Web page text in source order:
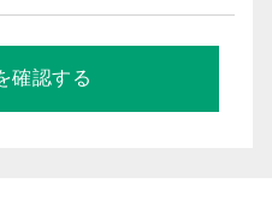
不正な収集、利用は
にし、必要な範囲内